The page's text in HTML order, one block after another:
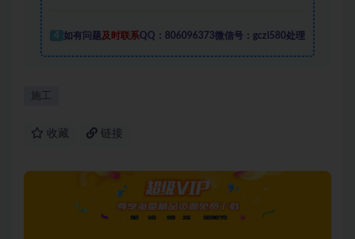
4 如有问题及时联系QQ：806096373微信号：gczl580处理
施工
收藏 链接